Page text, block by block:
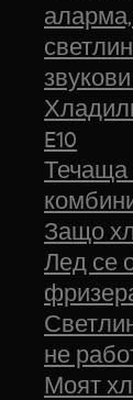
E10
Течаща
Защо
Лед се
не
Моят